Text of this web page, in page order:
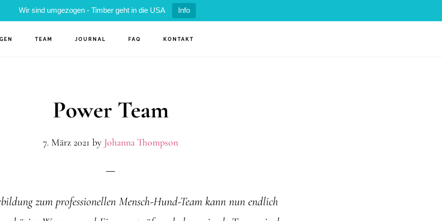
Wir sind umgezogen - Timber geht in die USA Info
TEAM JOURNAL FAQ KONTAKT
Power Team
7. März 2021 by Johanna Thompson
zum professionellen Mensch-Hund-Team kann nun endlich